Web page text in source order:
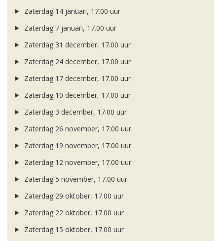
Zaterdag 14 januari, 17.00 uur
Zaterdag 7 januari, 17.00 uur
Zaterdag 31 december, 17.00 uur
Zaterdag 24 december, 17.00 uur
Zaterdag 17 december, 17.00 uur
Zaterdag 10 december, 17.00 uur
Zaterdag 3 december, 17.00 uur
Zaterdag 26 november, 17.00 uur
Zaterdag 19 november, 17.00 uur
Zaterdag 12 november, 17.00 uur
Zaterdag 5 november, 17.00 uur
Zaterdag 29 oktober, 17.00 uur
Zaterdag 22 oktober, 17.00 uur
Zaterdag 15 oktober, 17.00 uur